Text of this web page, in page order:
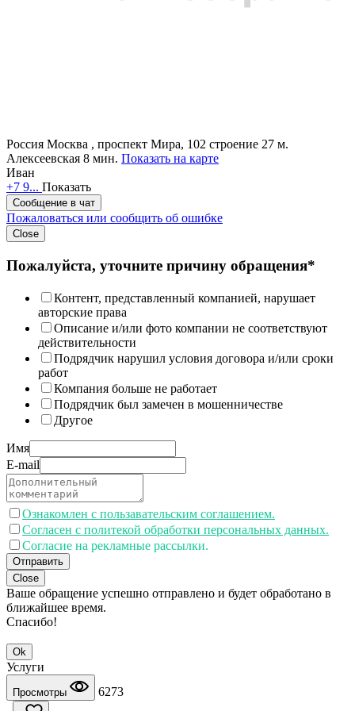
Россия Москва , проспект Мира, 102 строение 27 м.
Алексеевская 8 мин. Показать на карте
Иван
+7 9... Показать
Сообщение в чат
Пожаловаться или сообщить об ошибке
Close
Пожалуйста, уточните причину обращения*
Контент, представленный компанией, нарушает
авторские права
Описание и/или фото компании не соответствуют
действительности
Подрядчик нарушил условия договора и/или сроки
работ
Компания больше не работает
Подрядчик был замечен в мошенничестве
Другое
Имя
E-mail
Ознакомлен с пользавательским соглашением.
Согласен с политекой обработки персональных данных.
Согласие на рекламные рассылки.
Отправить
Close
Ваше обращение успешно отправлено и будет обработано в
ближайшее время.
Спасибо!
Ok
Услуги
Просмотры
6273